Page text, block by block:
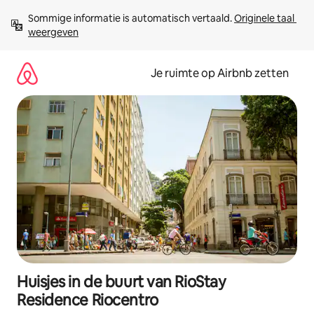
direct
naar
Sommige informatie is automatisch vertaald. Originele taal
weergeven
Je ruimte op Airbnb zetten
Huisjes in de buurt van RioStay
Residence Riocentro